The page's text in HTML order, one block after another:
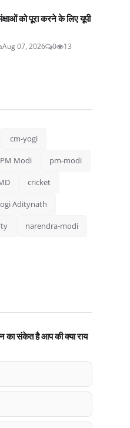
को पूरा करने के लिए यूपी
Aug 07, 2026 0 13
cm-yogi
PM Modi pm-modi
cricket
Aditynath
narendra-modi
का संकेत है आप की क्या राय